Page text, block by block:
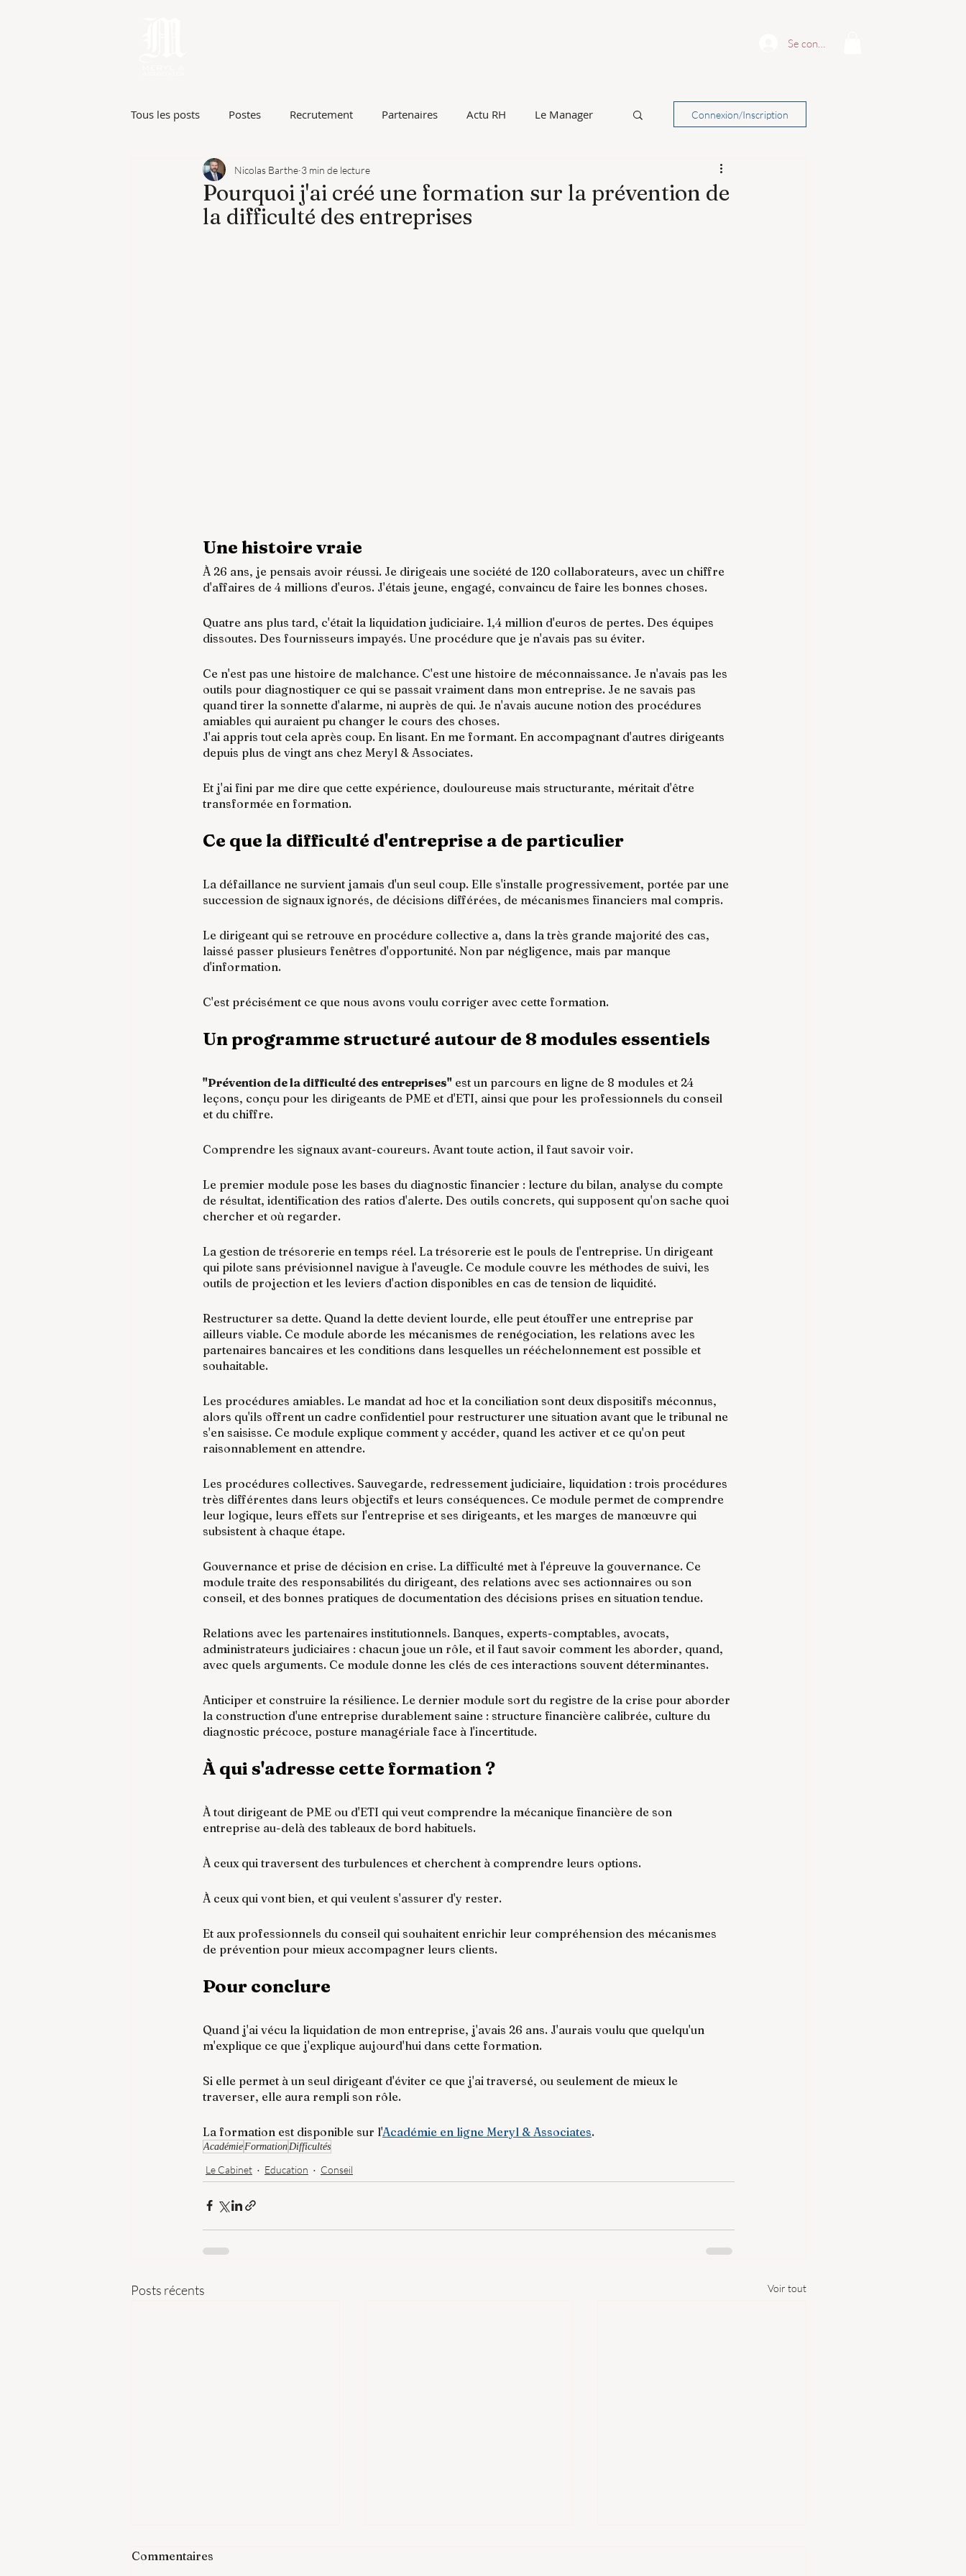
Se connecter
Tous les posts Postes Recrutement Partenaires Actu RH Le Manager
Le Cabinet Investissements Education
Connexion/Inscription
Pourquoi j'ai créé une formation sur la prévention de
la difficulté des entreprises
Nicolas Barthe 3 min de lecture
Une histoire vraie
À 26 ans, je pensais avoir réussi. Je dirigeais une société de 120 collaborateurs, avec un chiffre
d'affaires de 4 millions d'euros. J'étais jeune, engagé, convaincu de faire les bonnes choses.
Quatre ans plus tard, c'était la liquidation judiciaire. 1,4 million d'euros de pertes. Des équipes
dissoutes. Des fournisseurs impayés. Une procédure que je n'avais pas su éviter.
Ce n'est pas une histoire de malchance. C'est une histoire de méconnaissance. Je n'avais pas les
outils pour diagnostiquer ce qui se passait vraiment dans mon entreprise. Je ne savais pas
quand tirer la sonnette d'alarme, ni auprès de qui. Je n'avais aucune notion des procédures
amiables qui auraient pu changer le cours des choses.
J'ai appris tout cela après coup. En lisant. En me formant. En accompagnant d'autres dirigeants
depuis plus de vingt ans chez Meryl & Associates.
Et j'ai fini par me dire que cette expérience, douloureuse mais structurante, méritait d'être
transformée en formation.
Ce que la difficulté d'entreprise a de particulier
La défaillance ne survient jamais d'un seul coup. Elle s'installe progressivement, portée par une
succession de signaux ignorés, de décisions différées, de mécanismes financiers mal compris.
Le dirigeant qui se retrouve en procédure collective a, dans la très grande majorité des cas,
laissé passer plusieurs fenêtres d'opportunité. Non par négligence, mais par manque
d'information.
C'est précisément ce que nous avons voulu corriger avec cette formation.
Un programme structuré autour de 8 modules essentiels
"Prévention de la difficulté des entreprises" est un parcours en ligne de 8 modules et 24
leçons, conçu pour les dirigeants de PME et d'ETI, ainsi que pour les professionnels du conseil
et du chiffre.
Comprendre les signaux avant-coureurs. Avant toute action, il faut savoir voir.
Le premier module pose les bases du diagnostic financier : lecture du bilan, analyse du compte
de résultat, identification des ratios d'alerte. Des outils concrets, qui supposent qu'on sache quoi
chercher et où regarder.
La gestion de trésorerie en temps réel. La trésorerie est le pouls de l'entreprise. Un dirigeant
qui pilote sans prévisionnel navigue à l'aveugle. Ce module couvre les méthodes de suivi, les
outils de projection et les leviers d'action disponibles en cas de tension de liquidité.
Restructurer sa dette. Quand la dette devient lourde, elle peut étouffer une entreprise par
ailleurs viable. Ce module aborde les mécanismes de renégociation, les relations avec les
partenaires bancaires et les conditions dans lesquelles un rééchelonnement est possible et
souhaitable.
Les procédures amiables. Le mandat ad hoc et la conciliation sont deux dispositifs méconnus,
alors qu'ils offrent un cadre confidentiel pour restructurer une situation avant que le tribunal ne
s'en saisisse. Ce module explique comment y accéder, quand les activer et ce qu'on peut
raisonnablement en attendre.
Les procédures collectives. Sauvegarde, redressement judiciaire, liquidation : trois procédures
très différentes dans leurs objectifs et leurs conséquences. Ce module permet de comprendre
leur logique, leurs effets sur l'entreprise et ses dirigeants, et les marges de manœuvre qui
subsistent à chaque étape.
Gouvernance et prise de décision en crise. La difficulté met à l'épreuve la gouvernance. Ce
module traite des responsabilités du dirigeant, des relations avec ses actionnaires ou son
conseil, et des bonnes pratiques de documentation des décisions prises en situation tendue.
Relations avec les partenaires institutionnels. Banques, experts-comptables, avocats,
administrateurs judiciaires : chacun joue un rôle, et il faut savoir comment les aborder, quand,
avec quels arguments. Ce module donne les clés de ces interactions souvent déterminantes.
Anticiper et construire la résilience. Le dernier module sort du registre de la crise pour aborder
la construction d'une entreprise durablement saine : structure financière calibrée, culture du
diagnostic précoce, posture managériale face à l'incertitude.
À qui s'adresse cette formation ?
À tout dirigeant de PME ou d'ETI qui veut comprendre la mécanique financière de son
entreprise au-delà des tableaux de bord habituels.
À ceux qui traversent des turbulences et cherchent à comprendre leurs options.
À ceux qui vont bien, et qui veulent s'assurer d'y rester.
Et aux professionnels du conseil qui souhaitent enrichir leur compréhension des mécanismes
de prévention pour mieux accompagner leurs clients.
Pour conclure
Quand j'ai vécu la liquidation de mon entreprise, j'avais 26 ans. J'aurais voulu que quelqu'un
m'explique ce que j'explique aujourd'hui dans cette formation.
Si elle permet à un seul dirigeant d'éviter ce que j'ai traversé, ou seulement de mieux le
traverser, elle aura rempli son rôle.
La formation est disponible sur l'Académie en ligne Meryl & Associates.
Académie Formation Difficultés
Le Cabinet Education Conseil
Posts récents Voir tout
Commentaires